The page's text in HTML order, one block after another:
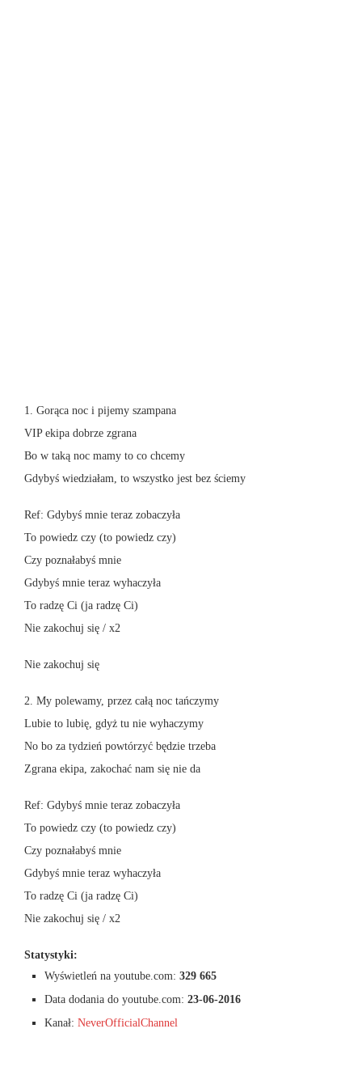
1. Gorąca noc i pijemy szampana
VIP ekipa dobrze zgrana
Bo w taką noc mamy to co chcemy
Gdybyś wiedziałam, to wszystko jest bez ściemy
Ref: Gdybyś mnie teraz zobaczyła
To powiedz czy (to powiedz czy)
Czy poznałabyś mnie
Gdybyś mnie teraz wyhaczyła
To radzę Ci (ja radzę Ci)
Nie zakochuj się / x2
Nie zakochuj się
2. My polewamy, przez całą noc tańczymy
Lubie to lubię, gdyż tu nie wyhaczymy
No bo za tydzień powtórzyć będzie trzeba
Zgrana ekipa, zakochać nam się nie da
Ref: Gdybyś mnie teraz zobaczyła
To powiedz czy (to powiedz czy)
Czy poznałabyś mnie
Gdybyś mnie teraz wyhaczyła
To radzę Ci (ja radzę Ci)
Nie zakochuj się / x2
Statystyki:
Wyświetleń na youtube.com: 329 665
Data dodania do youtube.com: 23-06-2016
Kanał: NeverOfficialChannel